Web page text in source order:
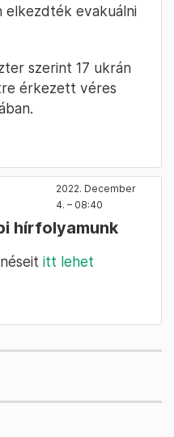
elkezdték evakuálni
szerint 17 ukrán
érkezett véres
2022. December
4. – 08:40
hírfolyamunk
itt lehet